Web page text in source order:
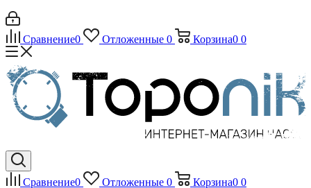
Сравнение0 Отложенные 0 Корзина0 0
Сравнение0 Отложенные 0 Корзина0 0